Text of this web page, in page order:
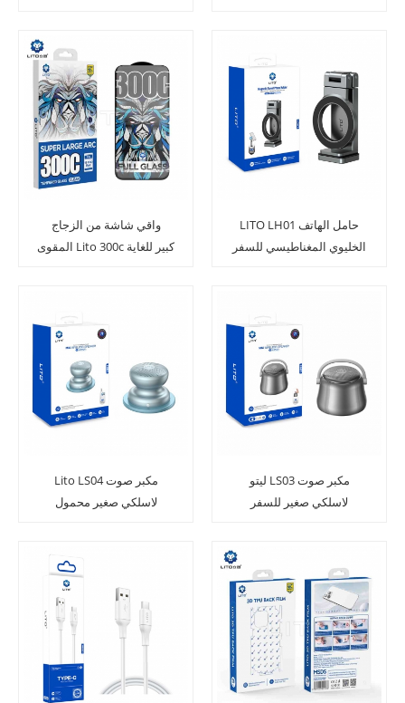
واقي شاشة من الزجاج
المقوى Lito 300c كبير للغاية
LITO LH01 حامل الهاتف
الخليوي المغناطيسي للسفر
Lito LS04 مكبر صوت
لاسلكي صغير محمول
ليتو LS03 مكبر صوت
لاسلكي صغير للسفر